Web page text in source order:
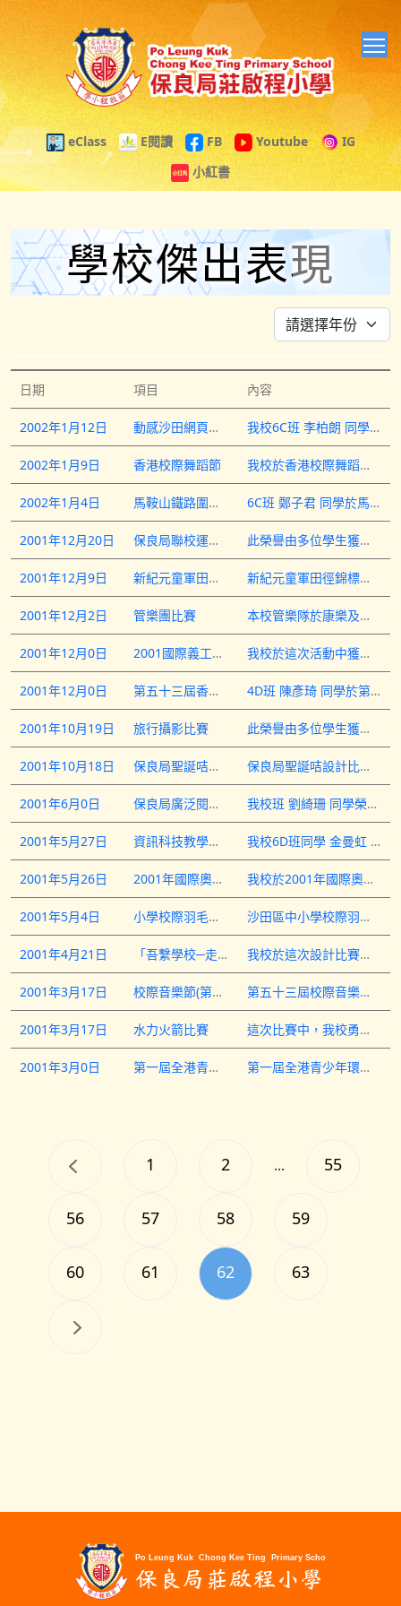
eClass E閱讀 FB Youtube
IG
小紅書
學校傑出表現
日期 項目 內容
2002年1月12日 動感沙田網頁設計比賽 我校6C班 李柏朗 同學於動感沙田網頁設計比賽中，擊敗沙田專業教育學院、中文大學、沙田官立中學、林漢光中學及聖公會小學，勇奪 公開組冠軍！
2002年1月9日 香港校際舞蹈節 我校於香港校際舞蹈節中，獲得優等獎及編舞獎，這次參加同學包括： 5A 廖慧儀 5B 羅嘉意 5B 楊幸芳 5C 蘇嘉寶 6A 陳穎瑜 6A 盧嘉詠 6C 黃永成 6C 馬卓熙 6C 李永銘 6C 秦秉剛 6C 姚思圓 6C 陳雅詩 6C 潘穎詩 6C 香佩珠 6C 陳婉筠 6C 黃家蔚 6C 李倩霈 6D 林卓瑜 6D 林曉芝 6D 鄭綺雯
2002年1月4日 馬鞍山鐵路圍板設計比賽 6C班 鄭子君 同學於馬鞍山鐵路圍板設計比賽獲得小學組安慰獎。
2001年12月20日 保良局聯校運動會 此榮譽由多位學生獲得: 包括 六年級生 男子100米 冠軍 6A 彭冠傑 季軍 6A 梁偉基 男子200米 冠軍 6B 古偉傑 男子跳遠 季軍 6C 秦秉剛 男子接力 6A 彭冠傑 6A 梁偉基 6C 陳建文 6B 古偉傑 6C 馬卓熙 6D 黃冠彪 女子100米 冠軍 6D 陳詩樂 亞軍 6D 林卓瑜 季軍 6C 香佩珠 女子跳遠 亞軍 6D 余彩瑜 女子壘球 季軍 6D 容可欣 女子接力 季軍 6D 陳詩樂 6D 鄭綺雯 6D 林卓瑜 6C 香佩珠 6C 梅慧敏 6C 范麗盈 五年級生 女子200米 冠軍 5B 羅嘉意 女子跳遠 冠軍 5A 潘藹怡 女子接力 季軍 5A 廖慧儀 5A 潘藹怡 5B 羅嘉意 5B 余盈盈 5B 趙笑楣 5C 蘇嘉寶 四年級生 男子木球 冠軍 4C 邢培杰 女子60米 冠軍 4C 金麗虹 女子跳遠 亞軍 4B 黃曼慶 女子100米 季軍 4C 曾美鳳 女子接力 4C 金麗虹 4C 曾美鳳 4C 魏艷華 4B 黃曼慶 4B 梁倩瑩 4D 吳凱琪
2001年12月9日 新紀元童軍田徑錦標賽 新紀元童軍田徑錦標賽中，我校4C班 魏艷華同學獲得女子60米冠軍，而5B班 羅嘉意 同學則奪得女子100米亞軍
2001年12月2日 管樂團比賽 本校管樂隊於康樂及文化事務署主辦的管樂團比賽中，獲得季軍殊榮。
2001年12月0日 2001國際義工年─愛是無疆界 我校於這次活動中獲得兩個獎項，包括: 二等獎 3C 葉奇遵(香港賽) 三等獎 3D 葉偉樑(香港賽) 3D 葉偉樑(世界賽) 6C 李?朗(香港賽)
2001年12月0日 第五十三屆香港學校朗誦節 4D班 陳彥琦 同學於第五十三屆香港學校朗誦節獲得詩歌獨誦亞軍。
2001年10月19日 旅行攝影比賽 此榮譽由多位學生獲得: 包括 冠軍 6B 古偉傑 亞軍 5C 陳詠霜 季軍 5B 龍子傑 優異 2B 賀天璇
2001年10月18日 保良局聖誕咭設計比賽 保良局聖誕咭設計比賽中，我校6C 容可欣 同學榮獲小學組冠軍。
2001年6月0日 保良局廣泛閱讀計劃 我校班 劉綺珊 同學榮獲「全校閱讀最多」獎項。
2001年5月27日 資訊科技教學新天地2001之環保多媒體互動遊戲設計比賽 我校6D班同學 金曼虹 及 蔡詩欣，獲得這次環保多媒體互動遊戲設計比賽小學組季軍。
2001年5月26日 2001年國際奧林匹克機器人運動會 我校於2001年國際奧林匹克機器人運動會中，奪得了驕人成績，而這次活動所得的獎項包括： 全場總冠軍 6D 周煒然 6D 蕭卓榮 6D 郭哲偉 6D 林錦榮 6D 歐陽健聰 機器人射球分組冠軍 6D 周煒然 6D 蕭卓榮 6D 郭哲偉 6D 林錦榮 6D 歐陽健聰
2001年5月4日 小學校際羽毛球錦標賽(沙田區) 沙田區中小學校際羽毛球錦標賽中，我校共得四個獎項，包括： 小學組男單 冠軍 6D 陳景熙 小學組女單 優異 5C 黃家蔚(第八名) 小學組男團 優異 5C 鄧浩權 6D 陳景熙 6D 歐陽健聰 6D 朱文皓 6D 何浩霖 小學組女團 優異 3A 曾美鳳 5C 黃家蔚 5C 陳靜瑩 5D 林曉芝 6D 李曉蘭
2001年4月21日 「吾繫學校─走進廿一世紀學習環境」「吾繫班房」設計比賽 我校於這次設計比賽中，勇獲小學組全港冠軍，參與同學包括： 6A 林偉謙 6A 麥啟恆 6A 杜淦明 6A 王智傑 6A 王芳毅
2001年3月17日 校際音樂節(第五十三屆) 第五十三屆校際音樂節中我校同學獲得多個獎項，包括： 四級鋼琴 亞軍 5C 陳雅詩 直笛合奏 季軍 6D 蔡詩欣 6D 邱曉筠 長笛合奏 季軍 6D 蔡詩欣 6D 邱曉筠 6D 孔璐華 直笛獨奏(under 12) 亞軍 6D 賴倩瑩 直笛獨奏(under 10) 亞軍 5A 林詠怡
2001年3月17日 水力火箭比賽 這次比賽中，我校勇奪小學組冠軍，參與的同學包括： 6A 麥勝球 6D 朱文皓 6D 鄭殷傑 6D 蕭卓榮 6D 周煒然 6D 李曉蘭 6D 梁縱字
2001年3月0日 第一屆全港青少年環境科學創作比賽 第一屆全港青少年環境科學創作比賽中，我校榮獲優秀組織獎，參加同學分別是： 6A 陳嘉欣 6A 陳倩儀 6A 尹學文 6A 黃苡思 6C 王子淇 6C 曾佩怡 6C 黃倩怡 6C 鄧詠詩 6C 蘇婉婷 6C 連永佳 6D 羅嘉敏 6D 吳梓君 6D 邱曉筠 6D 蔡詩欣 6D 吳婉華 6D 黃藹平 6D 陳香疑 6D 余炳豐 6D 何嗚真
1 2 ... 55
56 57 58 59
60 61 62 63